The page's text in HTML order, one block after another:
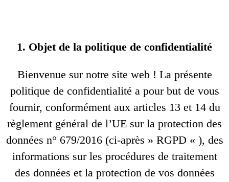
1. Objet de la politique de confidentialité
Bienvenue sur notre site web ! La présente
politique de confidentialité a pour but de vous
fournir, conformément aux articles 13 et 14 du
règlement général de l’UE sur la protection des
données n° 679/2016 (ci-après » RGPD « ), des
informations sur les procédures de traitement
des données et la protection de vos données